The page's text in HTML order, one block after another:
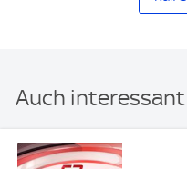
Auch interessant